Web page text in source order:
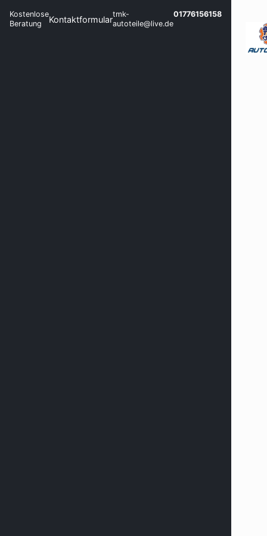
Kostenlose
Beratung
Kontaktformulartmk-
autoteile@live.de
01776156158